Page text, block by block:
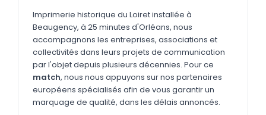
Sweatshirts Nouveau
GOODIES
Catalogue complet Nouveau
Bureau & écriture
Sacs & voyages
Imprimerie historique du Loiret installée à
Beaugency, à 25 minutes d'Orléans, nous
accompagnons les entreprises, associations et
collectivités dans leurs projets de communication
par l'objet depuis plusieurs décennies. Pour ce
match, nous nous appuyons sur nos partenaires
européens spécialisés afin de vous garantir un
marquage de qualité, dans les délais annoncés.